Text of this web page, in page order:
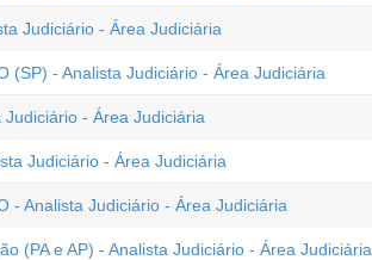
Judiciário - Área Judiciária
(SP) - Analista Judiciário - Área Judiciária
- Área Judiciária
Judiciário - Área Judiciária
- Analista Judiciário - Área Judiciária
(PA e AP) - Analista Judiciário - Área Judiciária